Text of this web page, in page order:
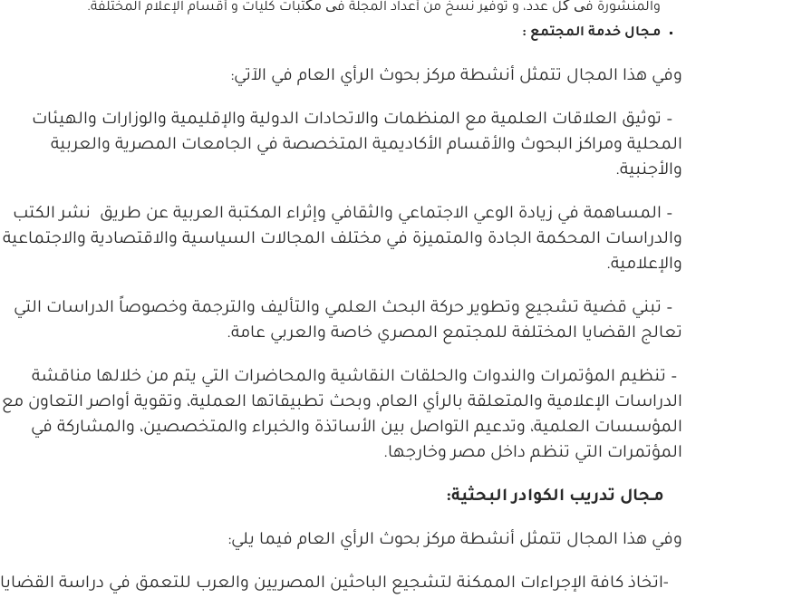
والمنشورة فی کل عدد، و توفیر نسخ من أعداد المجلة فی مکتبات كليات و أقسام الإعلام المختلفة.
مـجال خدمة المجتمع :
وفي هذا المجال تتمثل أنشطة مركز بحوث الرأي العام في الآتي:
– توثيق العلاقات العلمية مع المنظمات والاتحادات الدولية والإقليمية والوزارات والهيئات
المحلية ومراكز البحوث والأقسام الأكاديمية المتخصصة في الجامعات المصرية والعربية
والأجنبية.
– المساهمة في زيادة الوعي الاجتماعي والثقافي وإثراء المكتبة العربية عن طريق نشر الكتب
والدراسات المحكمة الجادة والمتميزة في مختلف المجالات السياسية والاقتصادية والاجتماعية
والإعلامية.
– تبني قضية تشجيع وتطوير حركة البحث العلمي والتأليف والترجمة وخصوصاً الدراسات التي
تعالج القضايا المختلفة للمجتمع المصري خاصة والعربي عامة.
– تنظيم المؤتمرات والندوات والحلقات النقاشية والمحاضرات التي يتم من خلالها مناقشة
الدراسات الإعلامية والمتعلقة بالرأي العام، وبحث تطبيقاتها العملية، وتقوية أواصر التعاون مع
المؤسسات العلمية، وتدعيم التواصل بين الأساتذة والخبراء والمتخصصين، والمشاركة في
المؤتمرات التي تنظم داخل مصر وخارجها.
مـجال تدريب الكوادر البحثية:
وفي هذا المجال تتمثل أنشطة مركز بحوث الرأي العام فيما يلي:
-اتخاذ كافة الإجراءات الممكنة لتشجيع الباحثين المصريين والعرب للتعمق في دراسة القضايا